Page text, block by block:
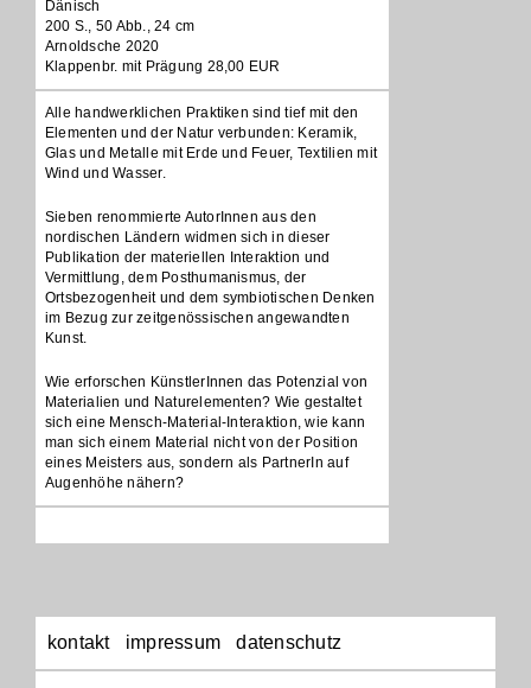
Dänisch
200 S., 50 Abb., 24 cm
Arnoldsche 2020
Klappenbr. mit Prägung 28,00 EUR
Alle handwerklichen Praktiken sind tief mit den
Elementen und der Natur verbunden: Keramik,
Glas und Metalle mit Erde und Feuer, Textilien mit
Wind und Wasser.
Sieben renommierte AutorInnen aus den
nordischen Ländern widmen sich in dieser
Publikation der materiellen Interaktion und
Vermittlung, dem Posthumanismus, der
Ortsbezogenheit und dem symbiotischen Denken
im Bezug zur zeitgenössischen angewandten
Kunst.
Wie erforschen KünstlerInnen das Potenzial von
Materialien und Naturelementen? Wie gestaltet
sich eine Mensch-Material-Interaktion, wie kann
man sich einem Material nicht von der Position
eines Meisters aus, sondern als PartnerIn auf
Augenhöhe nähern?
Navigation
kontakt impressum datenschutz